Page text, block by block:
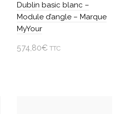
Dublin basic blanc –
Module d’angle – Marque
MyYour
574,80€ TTC